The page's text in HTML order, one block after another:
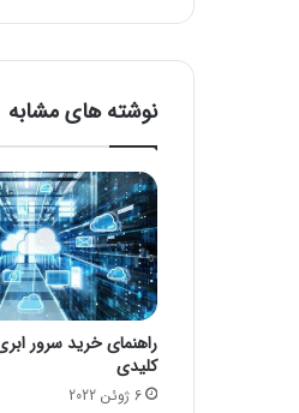
ن
ن
د
و
س
و
ی
ی
چ
ا
ن
م
نوشته های مشابه
راهنمای خرید سرور
کلیدی
6 ژوئن 2022